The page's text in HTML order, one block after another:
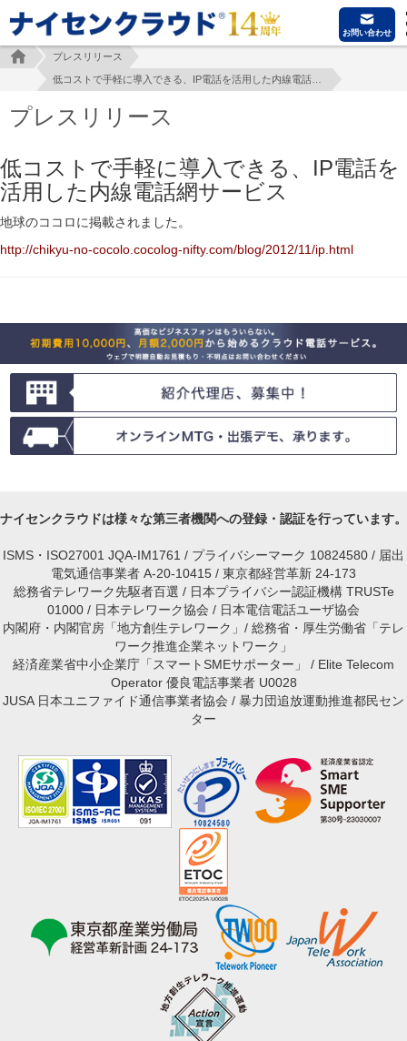
お問い合わせ
プレスリリース
プレスリリース
低コストで手軽に導入できる、IP電話を
活用した内線電話網サービス
地球のココロに掲載されました。
http://chikyu-no-cocolo.cocolog-nifty.com/blog/2012/11/ip.html
ナイセンクラウドは様々な第三者機関への登録・認証を行っています。
ISMS・ISO27001 JQA-IM1761 / プライバシーマーク 10824580 / 届出
電気通信事業者 A-20-10415 / 東京都経営革新 24-173
総務省テレワーク先駆者百選 / 日本プライバシー認証機構 TRUSTe
01000 / 日本テレワーク協会 / 日本電信電話ユーザ協会
内閣府・内閣官房「地方創生テレワーク」/ 総務省・厚生労働省「テレ
ワーク推進企業ネットワーク」
経済産業省中小企業庁「スマートSMEサポーター」 / Elite Telecom
Operator 優良電話事業者 U0028
JUSA 日本ユニファイド通信事業者協会 / 暴力団追放運動推進都民セン
ター